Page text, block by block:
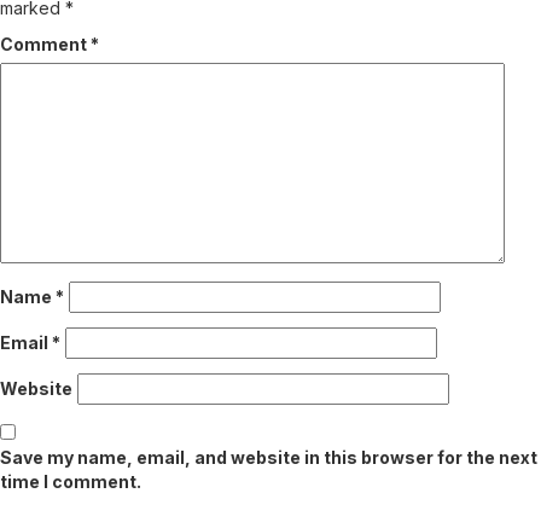
marked *
Comment *
Name *
Email *
Website
Save my name, email, and website in this browser for the next
time I comment.